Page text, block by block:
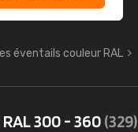
éventails couleur RAL
300 - 360(329)